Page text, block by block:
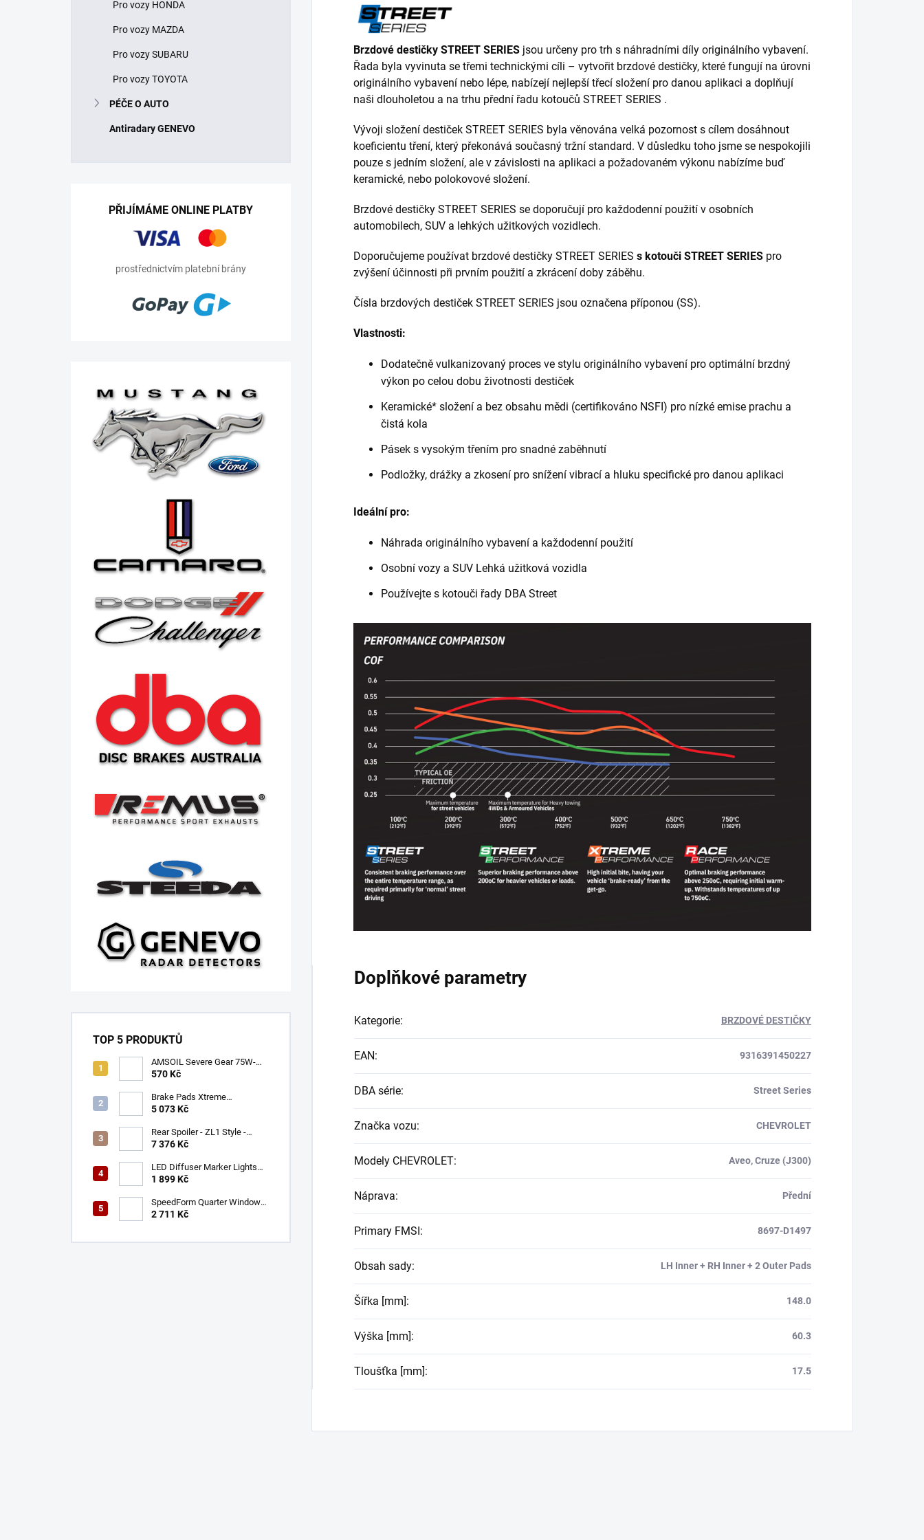
Pro vozy HONDA
Pro vozy MAZDA
Pro vozy SUBARU
Pro vozy TOYOTA
PÉČE O AUTO
Antiradary GENEVO
PŘIJÍMÁME ONLINE PLATBY
prostřednictvím platební brány
TOP 5 PRODUKTŮ
AMSOIL Severe Gear 75W-
140
570 Kč
Brake Pads Xtreme
Performance ECE R90
(DB9021XP)
5 073 Kč
Rear Spoiler - ZL1 Style -
Gloss Black (CAMARO 16-23)
7 376 Kč
LED Diffuser Marker Lights
(CHALLENGER 15-23)
1 899 Kč
SpeedForm Quarter Window
Louvers - Gloss Black
2 711 Kč
Brzdové destičky STREET SERIES jsou určeny pro trh s náhradními díly originálního vybavení.
Řada byla vyvinuta se třemi technickými cíli – vytvořit brzdové destičky, které fungují na úrovni
originálního vybavení nebo lépe, nabízejí nejlepší třecí složení pro danou aplikaci a doplňují
naši dlouholetou a na trhu přední řadu kotoučů STREET SERIES .
Vývoji složení destiček STREET SERIES byla věnována velká pozornost s cílem dosáhnout
koeficientu tření, který překonává současný tržní standard. V důsledku toho jsme se nespokojili
pouze s jedním složení, ale v závislosti na aplikaci a požadovaném výkonu nabízíme buď
keramické, nebo polokovové složení.
Brzdové destičky STREET SERIES se doporučují pro každodenní použití v osobních
automobilech, SUV a lehkých užitkových vozidlech.
Doporučujeme používat brzdové destičky STREET SERIES s kotouči STREET SERIES pro
zvýšení účinnosti při prvním použití a zkrácení doby záběhu.
Čísla brzdových destiček STREET SERIES jsou označena příponou (SS).
Vlastnosti:
Dodatečně vulkanizovaný proces ve stylu originálního vybavení pro optimální brzdný
výkon po celou dobu životnosti destiček
Keramické* složení a bez obsahu mědi (certifikováno NSFI) pro nízké emise prachu a
čistá kola
Pásek s vysokým třením pro snadné zaběhnutí
Podložky, drážky a zkosení pro snížení vibrací a hluku specifické pro danou aplikaci
Ideální pro:
Náhrada originálního vybavení a každodenní použití
Osobní vozy a SUV Lehká užitková vozidla
Používejte s kotouči řady DBA Street
Doplňkové parametry
Kategorie: BRZDOVÉ DESTIČKY
EAN: 9316391450227
DBA série: Street Series
Značka vozu: CHEVROLET
Modely CHEVROLET: Aveo, Cruze (J300)
Náprava: Přední
Primary FMSI: 8697-D1497
Obsah sady: LH Inner + RH Inner + 2 Outer Pads
Šířka [mm]: 148.0
Výška [mm]: 60.3
Tloušťka [mm]: 17.5